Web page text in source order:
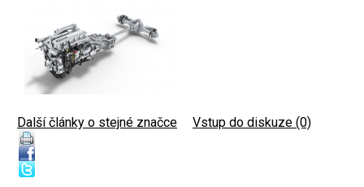
Další články o stejné značce Vstup do diskuze (0)